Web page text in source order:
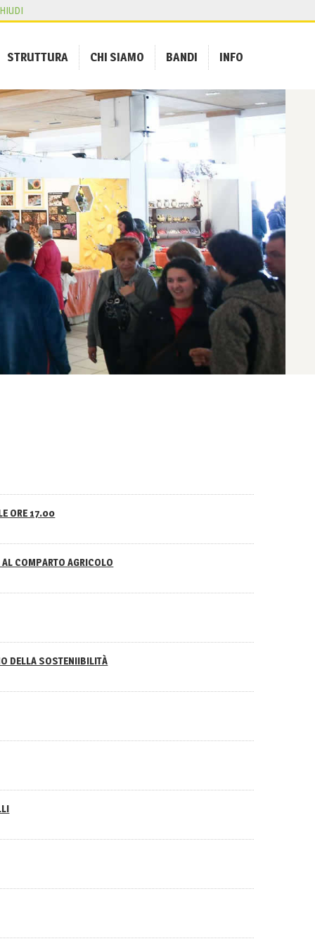
STRUTTURA CHI SIAMO BANDI INFO
ORE 17.00
COMPARTO AGRICOLO
DELLA SOSTENIIBILITÀ